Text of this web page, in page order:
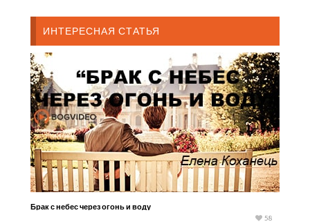
ИНТЕРЕСНАЯ СТАТЬЯ
Брак с небес через огонь и воду
58